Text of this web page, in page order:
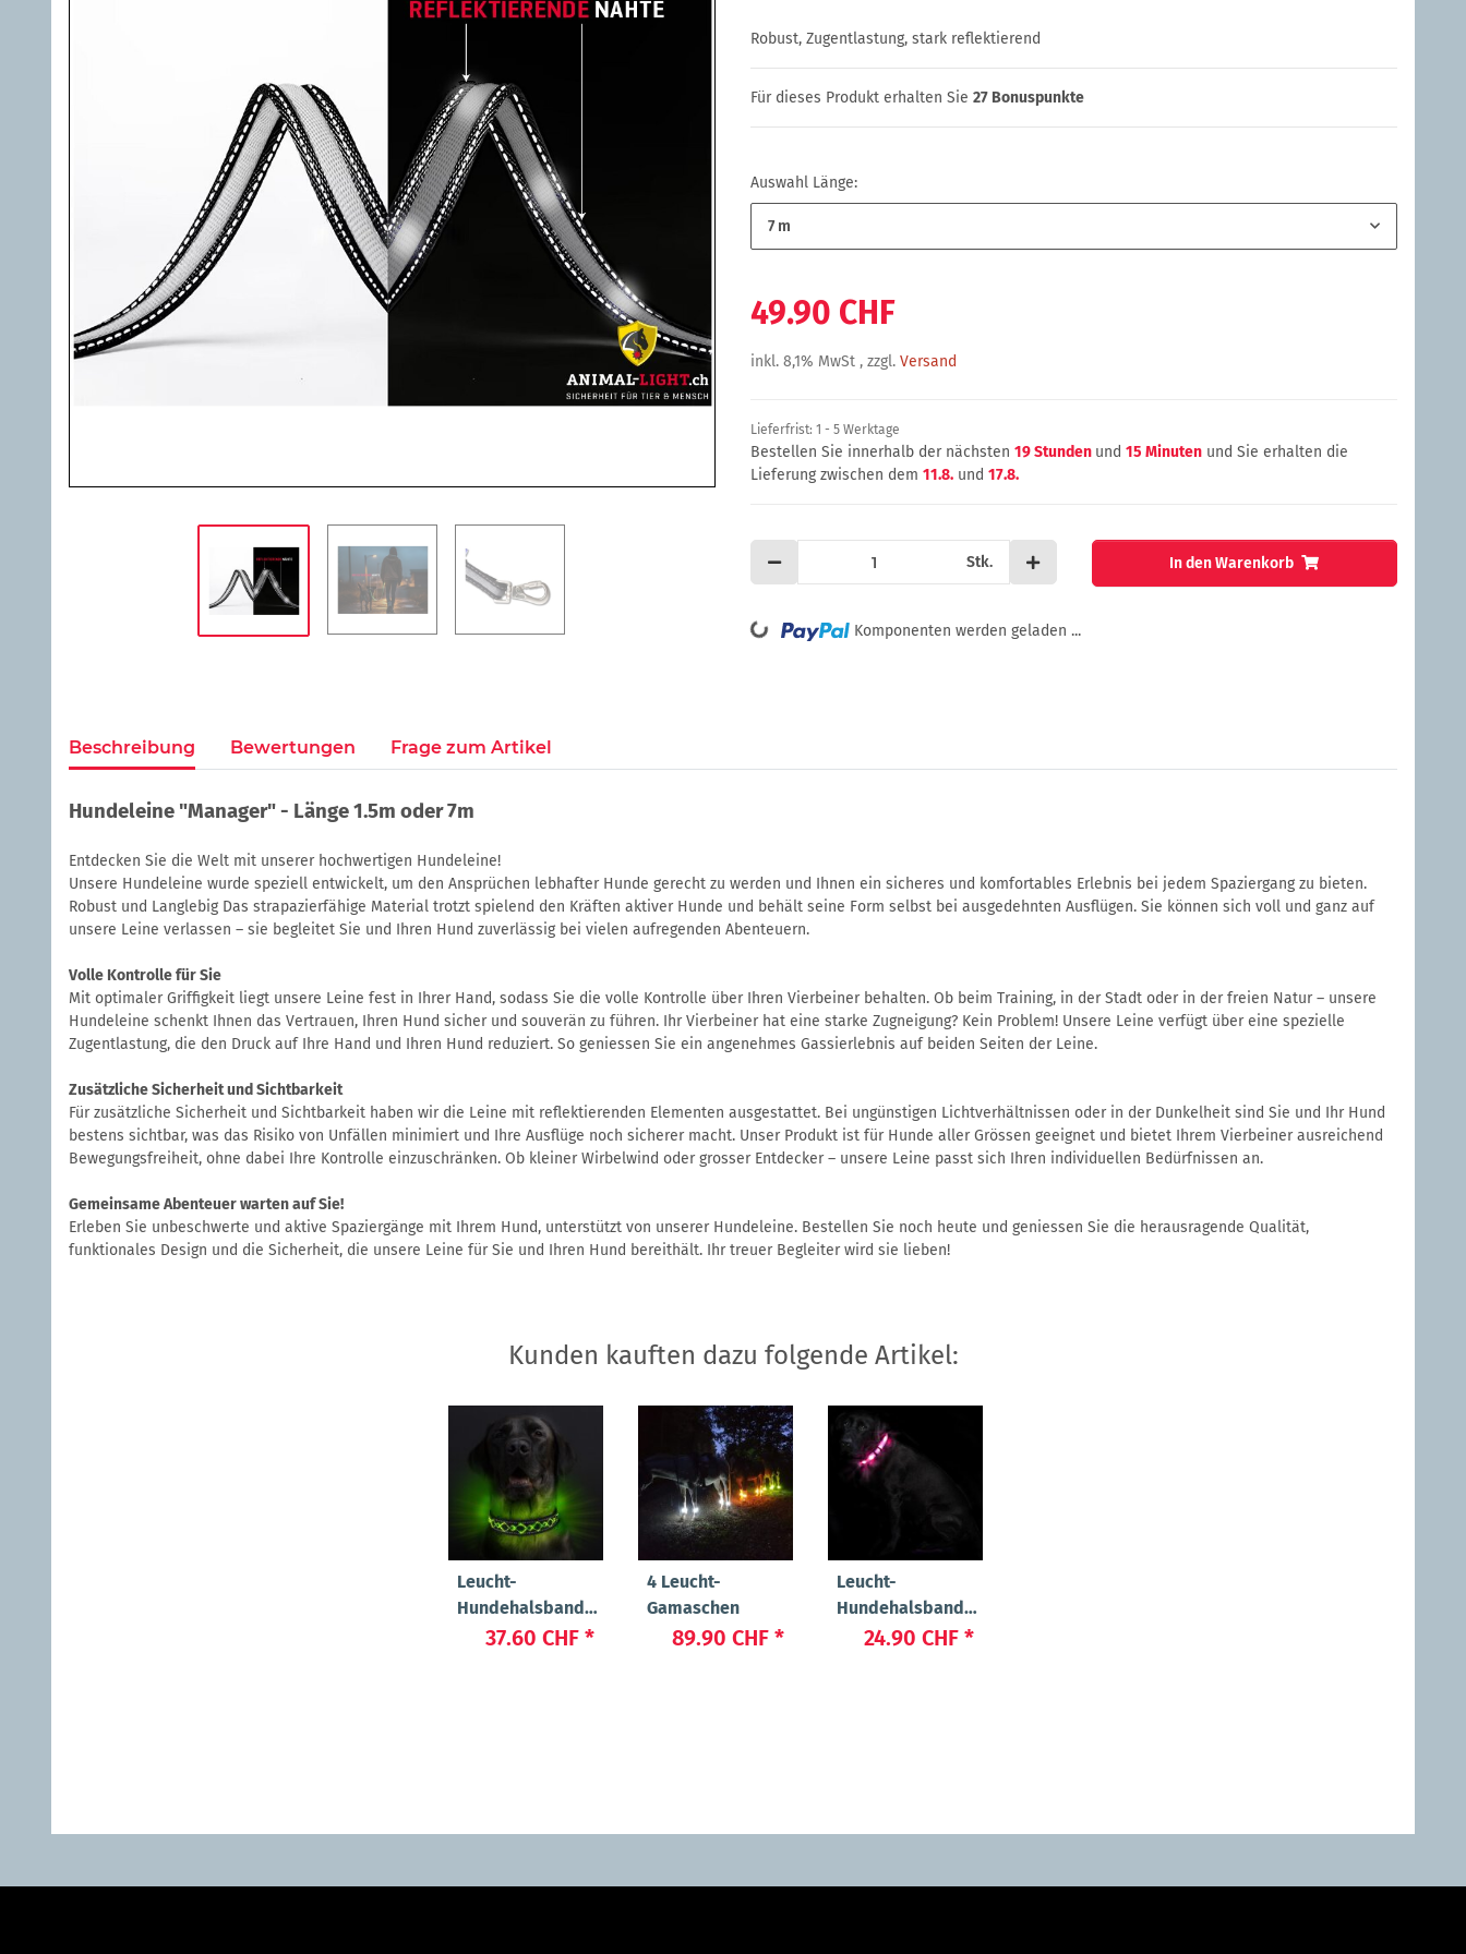
Robust, Zugentlastung, stark reflektierend
Für dieses Produkt erhalten Sie 27 Bonuspunkte
Auswahl Länge:
7 m
49.90 CHF
inkl. 8,1% MwSt , zzgl. Versand
Lieferfrist: 1 - 5 Werktage
Bestellen Sie innerhalb der nächsten 19 Stunden und 15 Minuten und Sie erhalten die
Lieferung zwischen dem 11.8. und 17.8.
Stk. In den Warenkorb
Loading... Komponenten werden geladen ...
Beschreibung Bewertungen Frage zum Artikel
Hundeleine "Manager" - Länge 1.5m oder 7m
Entdecken Sie die Welt mit unserer hochwertigen Hundeleine!
Unsere Hundeleine wurde speziell entwickelt, um den Ansprüchen lebhafter Hunde gerecht zu werden und Ihnen ein sicheres und komfortables Erlebnis bei jedem Spaziergang zu bieten.
Robust und Langlebig Das strapazierfähige Material trotzt spielend den Kräften aktiver Hunde und behält seine Form selbst bei ausgedehnten Ausflügen. Sie können sich voll und ganz auf
unsere Leine verlassen – sie begleitet Sie und Ihren Hund zuverlässig bei vielen aufregenden Abenteuern.
Volle Kontrolle für Sie
Mit optimaler Griffigkeit liegt unsere Leine fest in Ihrer Hand, sodass Sie die volle Kontrolle über Ihren Vierbeiner behalten. Ob beim Training, in der Stadt oder in der freien Natur – unsere
Hundeleine schenkt Ihnen das Vertrauen, Ihren Hund sicher und souverän zu führen. Ihr Vierbeiner hat eine starke Zugneigung? Kein Problem! Unsere Leine verfügt über eine spezielle
Zugentlastung, die den Druck auf Ihre Hand und Ihren Hund reduziert. So geniessen Sie ein angenehmes Gassierlebnis auf beiden Seiten der Leine.
Zusätzliche Sicherheit und Sichtbarkeit
Für zusätzliche Sicherheit und Sichtbarkeit haben wir die Leine mit reflektierenden Elementen ausgestattet. Bei ungünstigen Lichtverhältnissen oder in der Dunkelheit sind Sie und Ihr Hund
bestens sichtbar, was das Risiko von Unfällen minimiert und Ihre Ausflüge noch sicherer macht. Unser Produkt ist für Hunde aller Grössen geeignet und bietet Ihrem Vierbeiner ausreichend
Bewegungsfreiheit, ohne dabei Ihre Kontrolle einzuschränken. Ob kleiner Wirbelwind oder grosser Entdecker – unsere Leine passt sich Ihren individuellen Bedürfnissen an.
Gemeinsame Abenteuer warten auf Sie!
Erleben Sie unbeschwerte und aktive Spaziergänge mit Ihrem Hund, unterstützt von unserer Hundeleine. Bestellen Sie noch heute und geniessen Sie die herausragende Qualität,
funktionales Design und die Sicherheit, die unsere Leine für Sie und Ihren Hund bereithält. Ihr treuer Begleiter wird sie lieben!
Kunden kauften dazu folgende Artikel:
Leucht-
Hundehalsband
"Beauty"
37.60 CHF *
4 Leucht-
Gamaschen
89.90 CHF *
Leucht-
Hundehalsband
"Cash"24.90 CHF *